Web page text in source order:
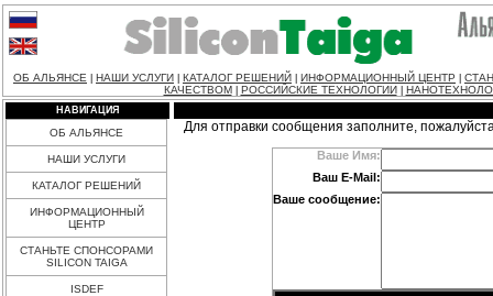
ОБ АЛЬЯНСЕ НАШИ УСЛУГИ КАТАЛОГ РЕШЕНИЙ ИНФОРМАЦИОННЫЙ ЦЕНТР
КАЧЕСТВОМ
РОССИЙСКИЕ ТЕХНОЛОГИИ
НАВИГАЦИЯ
ОБ АЛЬЯНСЕ
НАШИ УСЛУГИ
КАТАЛОГ РЕШЕНИЙ
ИНФОРМАЦИОННЫЙ
ЦЕНТР
СТАНЬТЕ СПОНСОРАМИ
SILICON TAIGA
ISDEF
Для отправки сообщения заполните,
Ваше Имя:
Ваш E-Mail:
Ваше сообщение: